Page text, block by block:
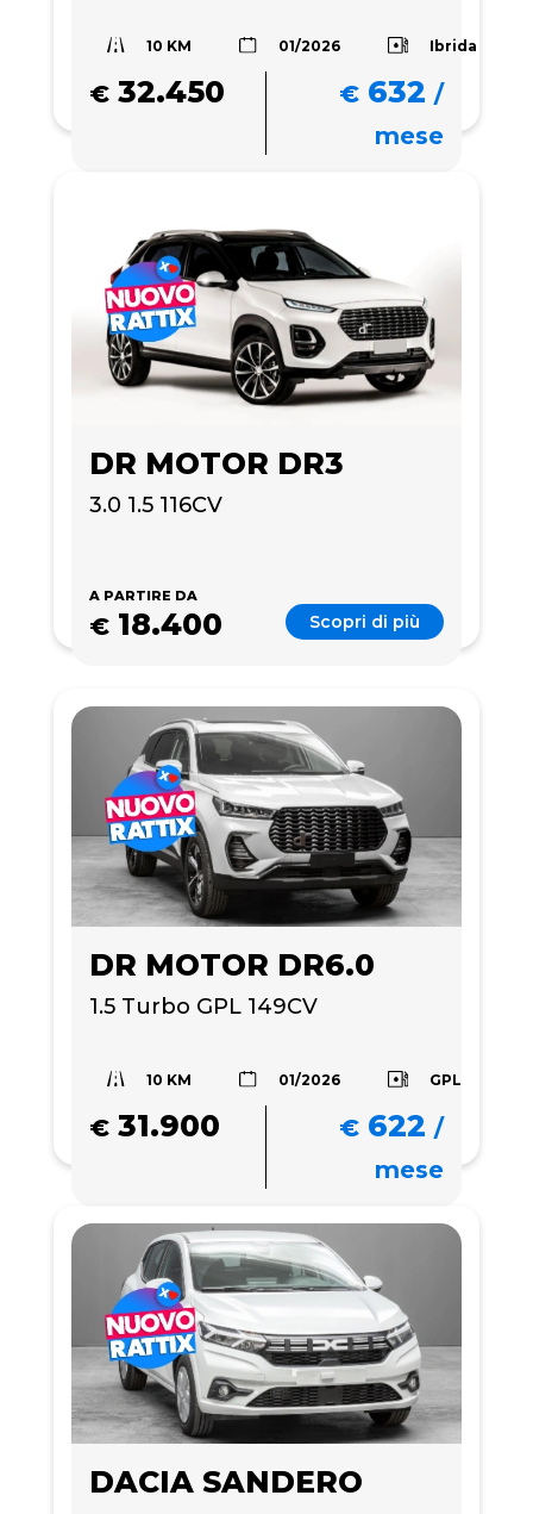
10 KM 01/2026 Ibrida
€ 32.450 € 632 /
mese
DR MOTOR DR3
3.0 1.5 116CV
A PARTIRE DA
€ 18.400 Scopri di più
DR MOTOR DR6.0
1.5 Turbo GPL 149CV
10 KM 01/2026 GPL
€ 31.900 € 622 /
mese
DACIA SANDERO